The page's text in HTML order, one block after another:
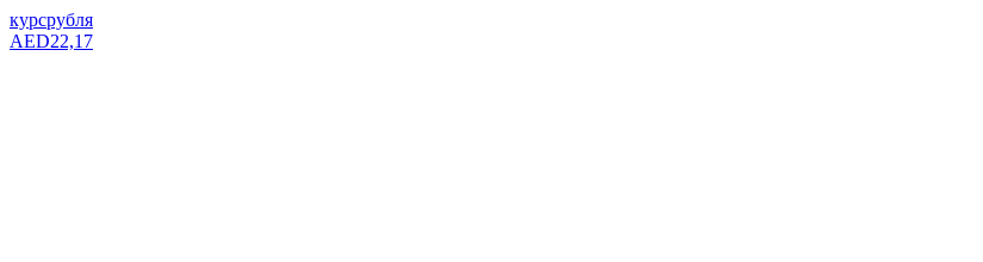
курсрубля
AED22,17